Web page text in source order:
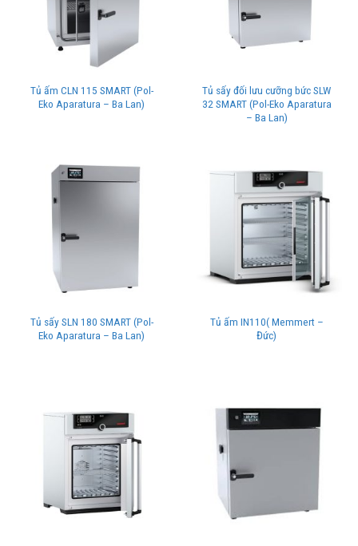
Tủ ấm CLN 115 SMART (Pol-
Eko Aparatura – Ba Lan)
Tủ sấy đối lưu cưỡng bức SLW
32 SMART (Pol-Eko Aparatura
– Ba Lan)
Tủ sấy SLN 180 SMART (Pol-
Eko Aparatura – Ba Lan)
Tủ ấm IN110( Memmert –
Đức)